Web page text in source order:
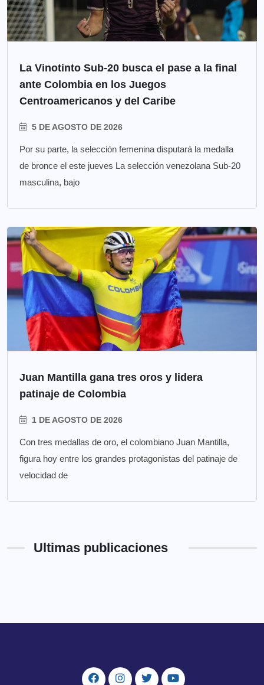
La Vinotinto Sub-20 busca el pase a la final
ante Colombia en los Juegos
Centroamericanos y del Caribe
5 DE AGOSTO DE 2026
Por su parte, la selección femenina disputará la medalla
de bronce el este jueves La selección venezolana Sub-20
masculina, bajo
Juan Mantilla gana tres oros y lidera
patinaje de Colombia
1 DE AGOSTO DE 2026
Con tres medallas de oro, el colombiano Juan Mantilla,
figura hoy entre los grandes protagonistas del patinaje de
velocidad de
Ultimas publicaciones